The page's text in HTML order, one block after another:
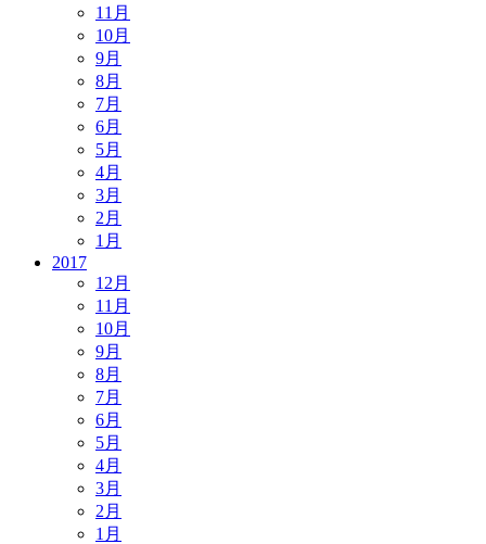
11月
10月
9月
8月
7月
6月
5月
4月
3月
2月
1月
2017
12月
11月
10月
9月
8月
7月
6月
5月
4月
3月
2月
1月